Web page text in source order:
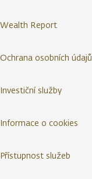
Wealth Report
Ochrana osobních údajů
Investiční služby
Informace o cookies
Přístupnost služeb